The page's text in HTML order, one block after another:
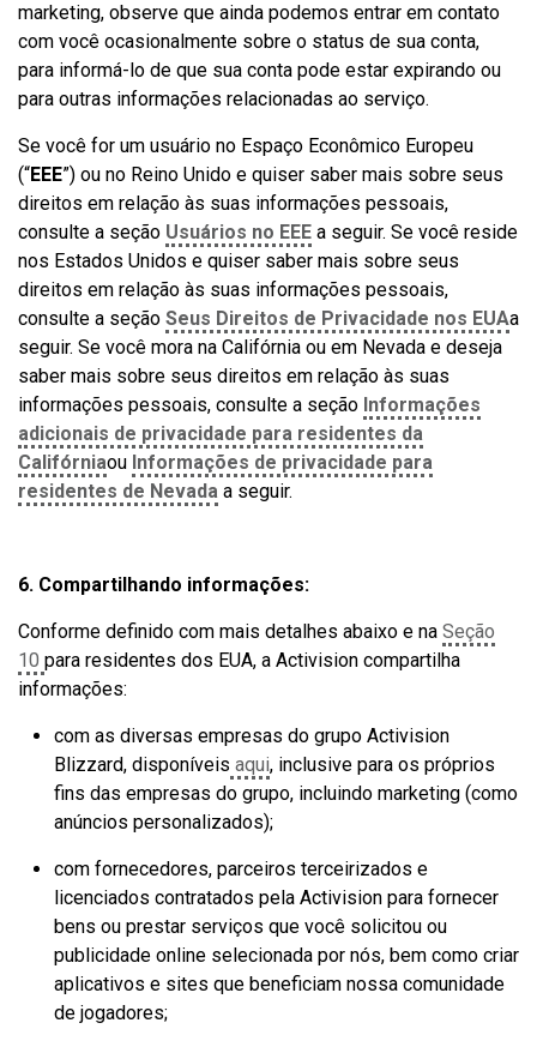
marketing, observe que ainda podemos entrar em contato
com você ocasionalmente sobre o status de sua conta,
para informá-lo de que sua conta pode estar expirando ou
para outras informações relacionadas ao serviço.
Se você for um usuário no Espaço Econômico Europeu
(“EEE”) ou no Reino Unido e quiser saber mais sobre seus
direitos em relação às suas informações pessoais,
consulte a seção Usuários no EEE a seguir. Se você reside
nos Estados Unidos e quiser saber mais sobre seus
direitos em relação às suas informações pessoais,
consulte a seção Seus Direitos de Privacidade nos EUAa
seguir. Se você mora na Califórnia ou em Nevada e deseja
saber mais sobre seus direitos em relação às suas
informações pessoais, consulte a seção Informações
adicionais de privacidade para residentes da
Califórniaou Informações de privacidade para
residentes de Nevada a seguir.
6. Compartilhando informações:
Conforme definido com mais detalhes abaixo e na Seção
10 para residentes dos EUA, a Activision compartilha
informações:
com as diversas empresas do grupo Activision
Blizzard, disponíveis aqui, inclusive para os próprios
fins das empresas do grupo, incluindo marketing (como
anúncios personalizados);
com fornecedores, parceiros terceirizados e
licenciados contratados pela Activision para fornecer
bens ou prestar serviços que você solicitou ou
publicidade online selecionada por nós, bem como criar
aplicativos e sites que beneficiam nossa comunidade
de jogadores;